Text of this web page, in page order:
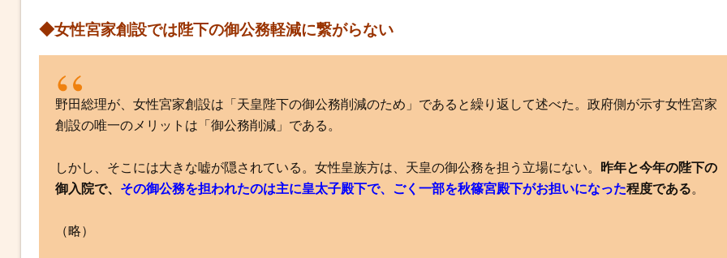
◆女性宮家創設では陛下の御公務軽減に繋がらない
野田総理が、女性宮家創設は「天皇陛下の御公務削減のため」であると繰り返して述べた。政府側が示す女性宮家
創設の唯一のメリットは「御公務削減」である。
しかし、そこには大きな嘘が隠されている。女性皇族方は、天皇の御公務を担う立場にない。
昨年と今年の陛下の
御入院で、 その御公務を担われたのは主に皇太子殿下で、ごく一部を秋篠宮殿下がお担いになった程度である。
（略）